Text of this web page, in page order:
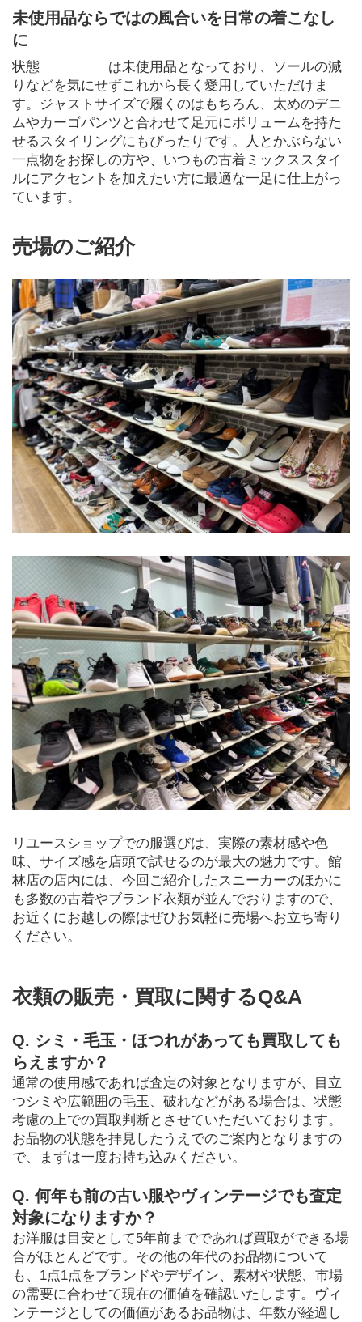
未使用品ならではの風合いを日常の着こなし
に
状態     は未使用品となっており、ソールの減
りなどを気にせずこれから長く愛用していただけま
す。ジャストサイズで履くのはもちろん、太めのデニ
ムやカーゴパンツと合わせて足元にボリュームを持た
せるスタイリングにもぴったりです。人とかぶらない
一点物をお探しの方や、いつもの古着ミックススタイ
ルにアクセントを加えたい方に最適な一足に仕上がっ
ています。
売場のご紹介
リユースショップでの服選びは、実際の素材感や色
味、サイズ感を店頭で試せるのが最大の魅力です。館
林店の店内には、今回ご紹介したスニーカーのほかに
も多数の古着やブランド衣類が並んでおりますので、
お近くにお越しの際はぜひお気軽に売場へお立ち寄り
ください。
衣類の販売・買取に関するQ&A
Q. シミ・毛玉・ほつれがあっても買取しても
らえますか？
通常の使用感であれば査定の対象となりますが、目立
つシミや広範囲の毛玉、破れなどがある場合は、状態
考慮の上での買取判断とさせていただいております。
お品物の状態を拝見したうえでのご案内となりますの
で、まずは一度お持ち込みください。
Q. 何年も前の古い服やヴィンテージでも査定
対象になりますか？
お洋服は目安として5年前までであれば買取ができる場
合がほとんどです。その他の年代のお品物について
も、1点1点をブランドやデザイン、素材や状態、市場
の需要に合わせて現在の価値を確認いたします。ヴィ
ンテージとしての価値があるお品物は、年数が経過し